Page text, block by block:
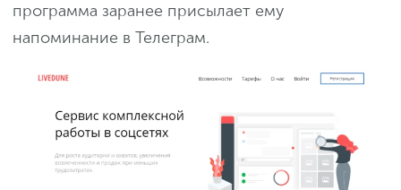
программа заранее присылает ему
напоминание в Телеграм.